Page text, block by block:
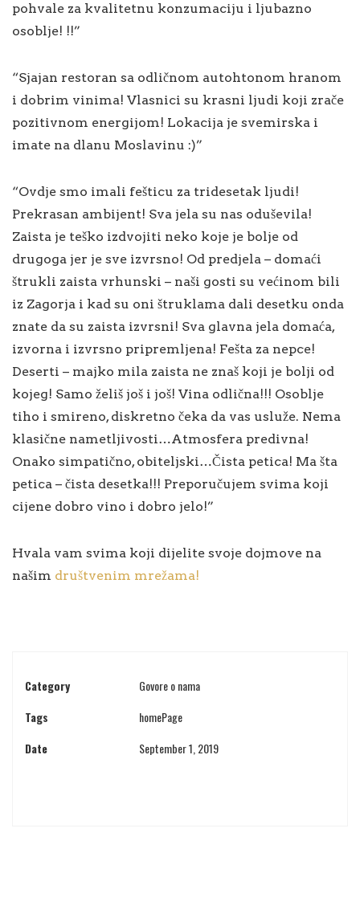
pohvale za kvalitetnu konzumaciju i ljubazno
osoblje! !!”
“Sjajan restoran sa odličnom autohtonom hranom
i dobrim vinima! Vlasnici su krasni ljudi koji zrače
pozitivnom energijom! Lokacija je svemirska i
imate na dlanu Moslavinu :)”
“Ovdje smo imali fešticu za tridesetak ljudi!
Prekrasan ambijent! Sva jela su nas oduševila!
Zaista je teško izdvojiti neko koje je bolje od
drugoga jer je sve izvrsno! Od predjela – domaći
štrukli zaista vrhunski – naši gosti su većinom bili
iz Zagorja i kad su oni štruklama dali desetku onda
znate da su zaista izvrsni! Sva glavna jela domaća,
izvorna i izvrsno pripremljena! Fešta za nepce!
Deserti – majko mila zaista ne znaš koji je bolji od
kojeg! Samo želiš još i još! Vina odlična!!! Osoblje
tiho i smireno, diskretno čeka da vas usluže. Nema
klasične nametljivosti…Atmosfera predivna!
Onako simpatično, obiteljski…Čista petica! Ma šta
petica – čista desetka!!! Preporučujem svima koji
cijene dobro vino i dobro jelo!”
Hvala vam svima koji dijelite svoje dojmove na
našim društvenim mrežama!
Category
Govore o nama
Tags
homePage
Date
September 1, 2019